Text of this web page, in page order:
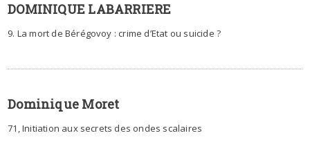
DOMINIQUE LABARRIERE
9. La mort de Bérégovoy : crime d’Etat ou suicide ?
Dominique Moret
71, Initiation aux secrets des ondes scalaires